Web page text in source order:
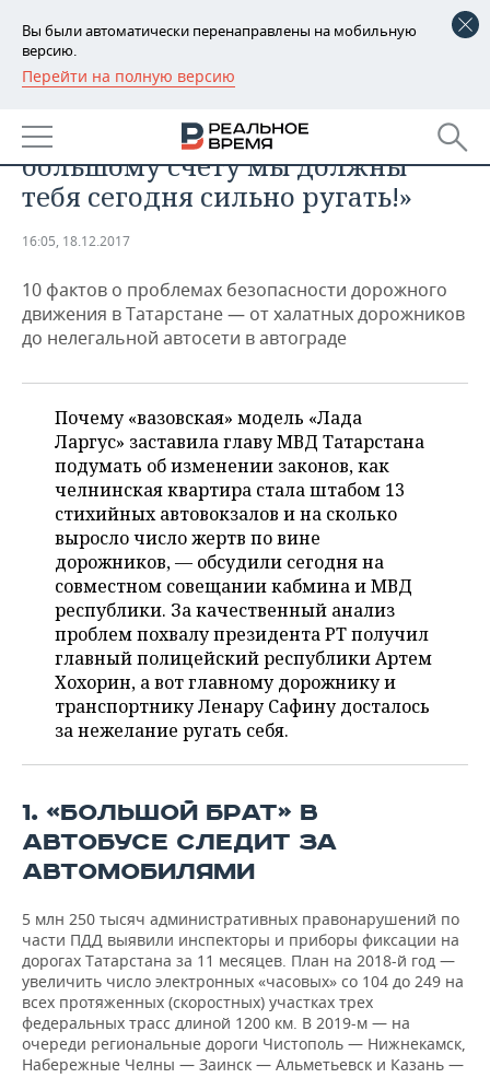
Вы были автоматически перенаправлены на мобильную
версию.
Перейти на полную версию
РЕГИОНЫ
БАШКОРТОСТАН
ТАТАРСТАН
НОВОСТИ
АНАЛИТИКА
ДЕКЛАРАЦИИ О ДОХОДАХ
КОРОЛИ ГОСЗАКАЗА ПФО
ВУЗЫ ТАТАРСТАНА
КОМУ ПРИНАДЛЕЖАТ
ТОРГОВЫЕ ЦЕНТРЫ
ТАТАРСТАНА
НОВОСТИ ЭКОНОМИКИ
ФИНАНСЫ
БАНКИ
БЮДЖЕТ
ИНВЕСТИЦИИ
ПРОМЫШЛЕННОСТЬ
НОВОСТИ
ПРОМЫШЛЕННОСТИ
МАШИНОСТРОЕНИЕ
НЕФТЕХИМИЯ
НЕФТЬ
ОПК
ЭНЕРГЕТИКА
НЕДВИЖИМОСТЬ
НОВОСТИ НЕДВИЖИМОСТИ
АВТО
НОВОСТИ АВТО
БИЗНЕС
НОВОСТИ БИЗНЕСА
РОЗНИЧНАЯ ТОРГОВЛЯ
ТРАНСПОРТ
УСЛУГИ
ТЕХНОЛОГИИ
НОВОСТИ ТЕХНОЛОГИЙ
МЕДИА
ТЕЛЕКОММУНИКАЦИИ
МЕРОПРИЯТИЯ
НОВОСТИ МЕРОПРИЯТИЙ
ВЫЕЗДНАЯ РЕДАКЦИЯ
БИЗНЕС-БРАНЧИ
ONLINE-КОНФЕРЕНЦИИ
СПОРТ
НОВОСТИ СПОРТА
ФУТБОЛ
ХОККЕЙ
ВОЛЕЙБОЛ
КИБЕРСПОРТ
ФИГУРНОЕ КАТАНИЕ
ВОДНЫЕ ВИДЫ СПОРТА
ХОККЕЙ С МЯЧОМ
ОБЩЕСТВО
НОВОСТИ ОБЩЕСТВА
ВЛАСТЬ
ИСТОРИЯ
КУЛЬТУРА
МЕДИЦИНА
ОБРАЗОВАНИЕ
ПРОИСШЕСТВИЯ
ФОТОГАЛЕРЕЯ
СЮЖЕТЫ
СПИСОК ПЕРСОН
СПИСОК КОМПАНИЙ
ПОЛНАЯ ВЕРСИЯ
Минниханов — Сафину: «По
большому счету мы должны
тебя сегодня сильно ругать!»
16:05, 18.12.2017
10 фактов о проблемах безопасности дорожного
движения в Татарстане — от халатных дорожников
до нелегальной автосети в автограде
Почему «вазовская» модель «Лада
Ларгус» заставила главу МВД Татарстана
подумать об изменении законов, как
челнинская квартира стала штабом 13
стихийных автовокзалов и на сколько
выросло число жертв по вине
дорожников, — обсудили сегодня на
совместном совещании кабмина и МВД
республики. За качественный анализ
проблем похвалу президента РТ получил
главный полицейский республики Артем
Хохорин, а вот главному дорожнику и
транспортнику Ленару Сафину досталось
за нежелание ругать себя.
1. «БОЛЬШОЙ БРАТ» В
АВТОБУСЕ СЛЕДИТ ЗА
АВТОМОБИЛЯМИ
5 млн 250 тысяч административных правонарушений по
части ПДД выявили инспекторы и приборы фиксации на
дорогах Татарстана за 11 месяцев. План на 2018-й год —
увеличить число электронных «часовых» со 104 до 249 на
всех протяженных (скоростных) участках трех
федеральных трасс длиной 1200 км. В 2019-м — на
очереди региональные дороги Чистополь — Нижнекамск,
Набережные Челны — Заинск — Альметьевск и Казань —